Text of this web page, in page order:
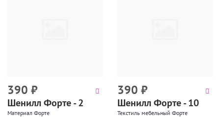
390 ₽
Шенилл Форте - 2
Материал Форте
390 ₽
Шенилл Форте - 10
Текстиль мебельный Форте